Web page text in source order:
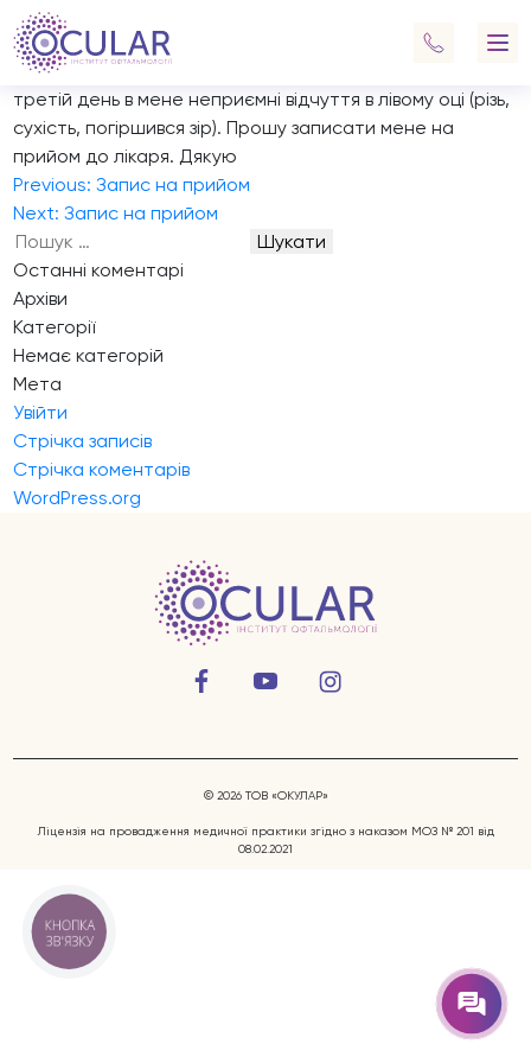
Послуги
Запис на прийом
Доброго дня! Я є паціенткою вашої клініки. У квітні мені
зробили лазерну корекцію зору на обидва ока. Наразі
третій день в мене неприємні відчуття в лівому оці (різь,
сухість, погіршився зір). Прошу записати мене на
прийом до лікаря. Дякую
Навігація
записів
Previous: Запис на прийом
Next: Запис на прийом
Пошук:
Останні коментарі
Архіви
Категорії
Немає категорій
Мета
Увійти
Стрічка записів
Стрічка коментарів
WordPress.org
© 2026 ТОВ «ОКУЛАР»
Ліцензія на провадження медичної практики згідно з наказом МОЗ № 201 від
08.02.2021
КНОПКА
ЗВ'ЯЗКУ